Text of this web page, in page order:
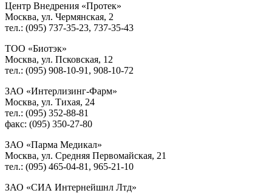
Центр Внедрения «Протек»
Москва, ул. Чермянская, 2
тел.: (095) 737-35-23, 737-35-43
ТОО «Биотэк»
Москва, ул. Псковская, 12
тел.: (095) 908-10-91, 908-10-72
ЗАО «Интерлизинг-Фарм»
Москва, ул. Тихая, 24
тел.: (095) 352-88-81
факс: (095) 350-27-80
ЗАО «Парма Медикал»
Москва, ул. Средняя Первомайская, 21
тел.: (095) 465-04-81, 965-21-10
ЗАО «СИА Интернейшнл Лтд»